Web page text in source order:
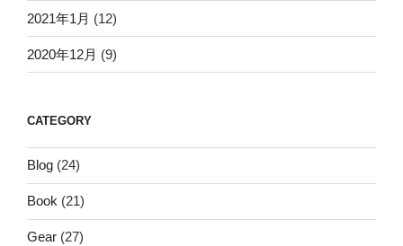
2021年1月 (12)
2020年12月 (9)
CATEGORY
Blog (24)
Book (21)
Gear (27)